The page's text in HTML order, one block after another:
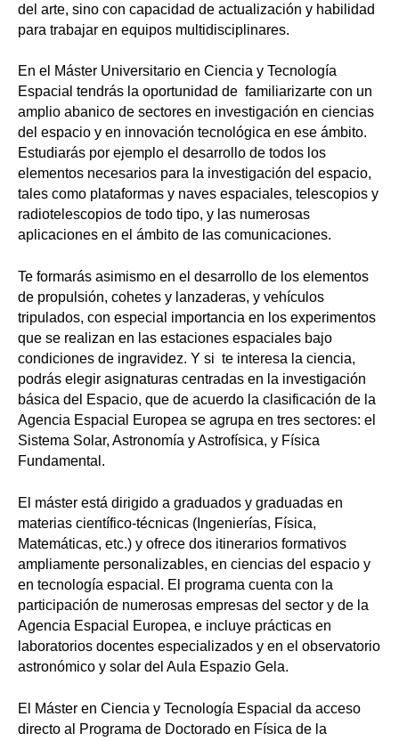
del arte, sino con capacidad de actualización y habilidad
para trabajar en equipos multidisciplinares.
En el Máster Universitario en Ciencia y Tecnología
Espacial tendrás la oportunidad de familiarizarte con un
amplio abanico de sectores en investigación en ciencias
del espacio y en innovación tecnológica en ese ámbito.
Estudiarás por ejemplo el desarrollo de todos los
elementos necesarios para la investigación del espacio,
tales como plataformas y naves espaciales, telescopios y
radiotelescopios de todo tipo, y las numerosas
aplicaciones en el ámbito de las comunicaciones.
Te formarás asimismo en el desarrollo de los elementos
de propulsión, cohetes y lanzaderas, y vehículos
tripulados, con especial importancia en los experimentos
que se realizan en las estaciones espaciales bajo
condiciones de ingravidez. Y si te interesa la ciencia,
podrás elegir asignaturas centradas en la investigación
básica del Espacio, que de acuerdo la clasificación de la
Agencia Espacial Europea se agrupa en tres sectores: el
Sistema Solar, Astronomía y Astrofísica, y Física
Fundamental.
El máster está dirigido a graduados y graduadas en
materias científico-técnicas (Ingenierías, Física,
Matemáticas, etc.) y ofrece dos itinerarios formativos
ampliamente personalizables, en ciencias del espacio y
en tecnología espacial. El programa cuenta con la
participación de numerosas empresas del sector y de la
Agencia Espacial Europea, e incluye prácticas en
laboratorios docentes especializados y en el observatorio
astronómico y solar del Aula Espazio Gela.
El Máster en Ciencia y Tecnología Espacial da acceso
directo al Programa de Doctorado en Física de la